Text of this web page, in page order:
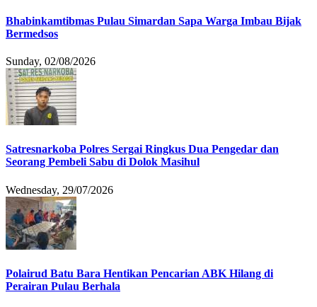
Bhabinkamtibmas Pulau Simardan Sapa Warga Imbau Bijak
Bermedsos
Sunday, 02/08/2026
Satresnarkoba Polres Sergai Ringkus Dua Pengedar dan
Seorang Pembeli Sabu di Dolok Masihul
Wednesday, 29/07/2026
Polairud Batu Bara Hentikan Pencarian ABK Hilang di
Perairan Pulau Berhala